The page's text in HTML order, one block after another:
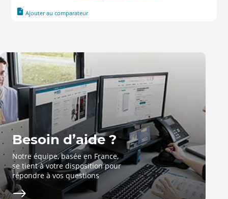
Ajouter au comparateur
Besoin d’aide ?
Notre équipe, basée en France,
se tient à votre disposition pour
répondre à vos questions